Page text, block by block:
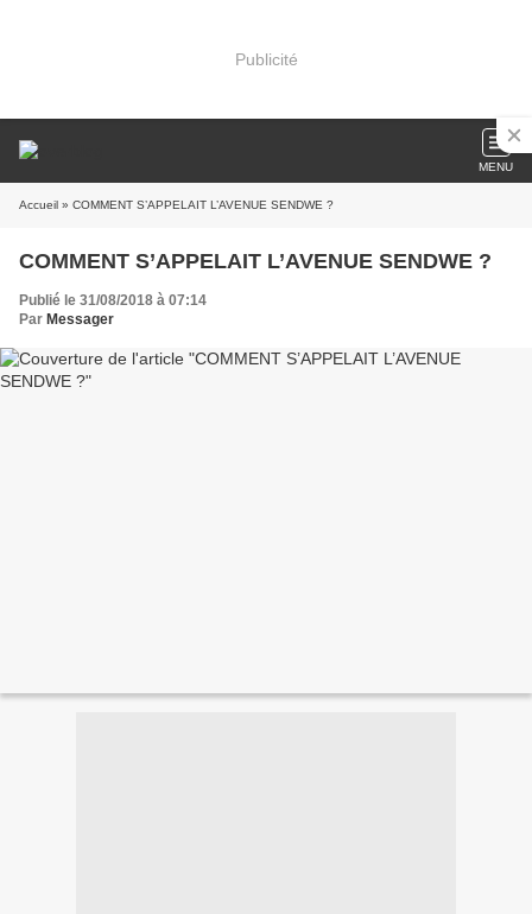
Publicité
MENU
Accueil » COMMENT S’APPELAIT L’AVENUE SENDWE ?
COMMENT S’APPELAIT L’AVENUE SENDWE ?
Publié le 31/08/2018 à 07:14
Par Messager